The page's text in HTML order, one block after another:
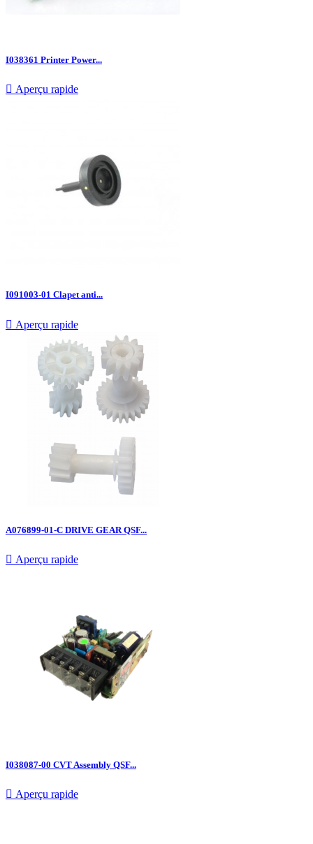
I038361 Printer Power...
 Aperçu rapide
I091003-01 Clapet anti...
 Aperçu rapide
A076899-01-C DRIVE GEAR QSF...
 Aperçu rapide
I038087-00 CVT Assembly QSF...
 Aperçu rapide